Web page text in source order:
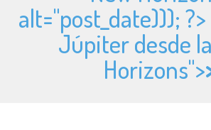
alt="post_date)));
Júpiter desde
Horizons">